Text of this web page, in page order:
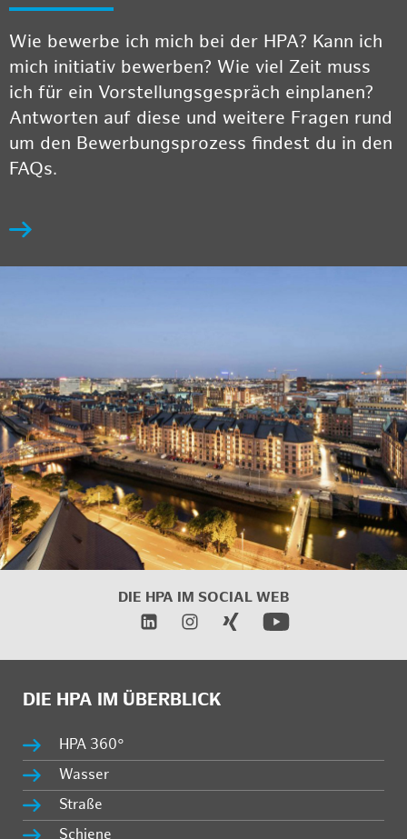
Wie bewerbe ich mich bei der HPA? Kann ich
mich initiativ bewerben? Wie viel Zeit muss
ich für ein Vorstellungsgespräch einplanen?
Antworten auf diese und weitere Fragen rund
um den Bewerbungsprozess findest du in den
FAQs.
DIE HPA IM SOCIAL WEB
DIE HPA IM ÜBERBLICK
HPA 360°
Wasser
Straße
Schiene